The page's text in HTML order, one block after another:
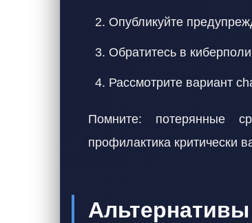
Опубликуйте
Обратитесь в
Рассмотрите вариант
Помните: потерянные
профилактика критически